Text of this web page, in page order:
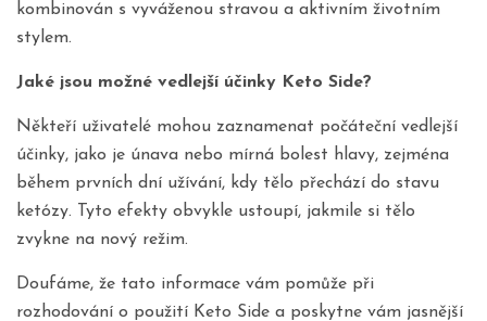
kombinován s vyváženou stravou a aktivním životním
stylem.
Jaké jsou možné vedlejší účinky Keto Side?
Někteří uživatelé mohou zaznamenat počáteční vedlejší
účinky, jako je únava nebo mírná bolest hlavy, zejména
během prvních dní užívání, kdy tělo přechází do stavu
ketózy. Tyto efekty obvykle ustoupí, jakmile si tělo
zvykne na nový režim.
Doufáme, že tato informace vám pomůže při
rozhodování o použití Keto Side a poskytne vám jasnější